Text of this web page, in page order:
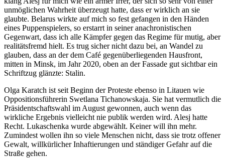
unmöglichen Wahrheit überzeugt hatte, dass er wirklich an sie
glaubte. Belarus wirkte auf mich so fest gefangen in den Händen
eines Puppenspielers, so erstarrt in seiner anachronistischen
Gegenwart, dass ich alle Kämpfer gegen das Regime für mutig, aber
realitätsfremd hielt. Es trug sicher nicht dazu bei, an Wandel zu
glauben, dass an der dem Café gegenüberliegenden Hausfront,
mitten in Minsk, im Jahr 2020, oben an der Fassade gut sichtbar ein
Schriftzug glänzte: Stalin.
Olga Karatch ist seit Beginn der Proteste ebenso in Litauen wie
Oppositionsführerin Swetlana Tichanowskaja. Sie hat vermutlich die
Präsidentschaftswahl im August gewonnen, auch wenn das
wirkliche Ergebnis vielleicht nie publik werden wird. Alesj hatte
Recht. Lukaschenka wurde abgewählt. Keiner will ihn mehr.
Zumindest wollen ihn so viele Menschen nicht, dass sie trotz offener
Gewalt, willkürlicher Inhaftierungen und ständiger Gefahr auf die
Straße gehen.